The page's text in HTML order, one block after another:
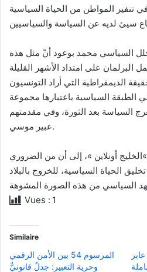
تنفير المواطن من الحياة السياسية
السياسي محمد بوعود أنّ مثل هذه
على امتداد الأشهر القليلة
الديمقراطية التي أراد التونسيون
الطبقة السياسية باعتبارها مجموعة
السياسة بعد الثورة، وفي مقدمتهم
عبير موسي.
أونلاين »، إلى أن من الضروري
الحياة السياسية، للخروج بالبلاد
Vues : 1
Similaire
المرسوم 54 بين الأمن الرقمي
وحرية التعبير: جدلٌ قانونيٌّ